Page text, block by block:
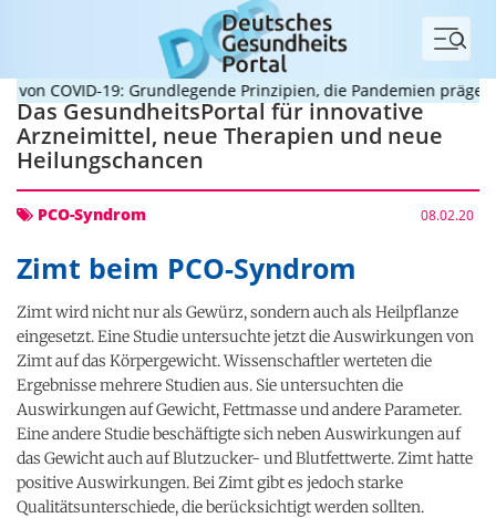
Menü
COVID-19: Grundlegende Prinzipien, die Pandemien prägen
Das GesundheitsPortal für innovative
Arzneimittel, neue Therapien und neue
Heilungschancen
08.02.20
PCO-Syndrom
Zimt beim PCO-Syndrom
Zimt wird nicht nur als Gewürz, sondern auch als Heilpflanze
eingesetzt. Eine Studie untersuchte jetzt die Auswirkungen von
Zimt auf das Körpergewicht. Wissenschaftler werteten die
Ergebnisse mehrere Studien aus. Sie untersuchten die
Auswirkungen auf Gewicht, Fettmasse und andere Parameter.
Eine andere Studie beschäftigte sich neben Auswirkungen auf
das Gewicht auch auf Blutzucker- und Blutfettwerte. Zimt hatte
positive Auswirkungen. Bei Zimt gibt es jedoch starke
Qualitätsunterschiede, die berücksichtigt werden sollten.